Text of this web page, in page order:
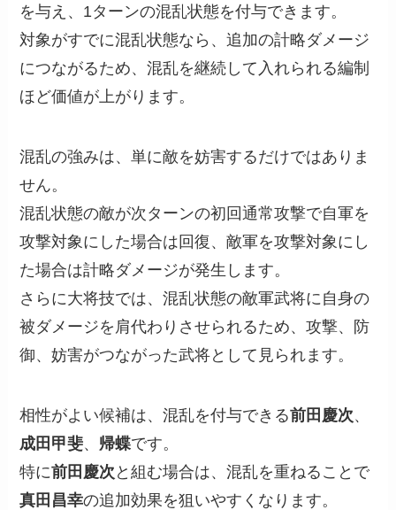
を与え、1ターンの混乱状態を付与できます。
対象がすでに混乱状態なら、追加の計略ダメージ
につながるため、混乱を継続して入れられる編制
ほど価値が上がります。
混乱の強みは、単に敵を妨害するだけではありま
せん。
混乱状態の敵が次ターンの初回通常攻撃で自軍を
攻撃対象にした場合は回復、敵軍を攻撃対象にし
た場合は計略ダメージが発生します。
さらに大将技では、混乱状態の敵軍武将に自身の
被ダメージを肩代わりさせられるため、攻撃、防
御、妨害がつながった武将として見られます。
相性がよい候補は、混乱を付与できる前田慶次、
成田甲斐、 帰蝶です。
特に前田慶次 と組む場合は、混乱を重ねることで
真田昌幸の追加効果を狙いやすくなります。